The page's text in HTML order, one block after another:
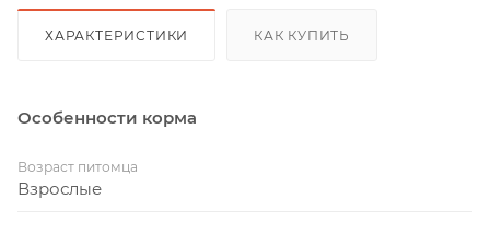
ХАРАКТЕРИСТИКИ КАК КУПИТЬ
Особенности корма
Возраст питомца
Взрослые